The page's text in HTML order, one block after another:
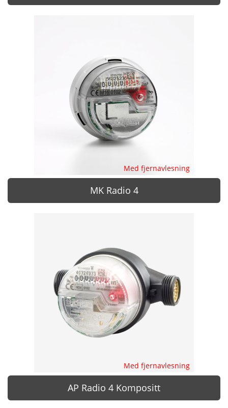
Med fjernavlesning
MK Radio 4
Med fjernavlesning
AP Radio 4 Kompositt